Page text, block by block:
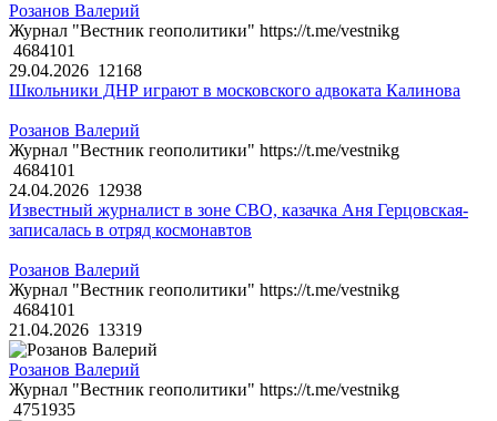
Розанов Валерий
Журнал "Вестник геополитики" https://t.me/vestnikg
4684101
29.04.2026 12168
Школьники ДНР играют в московского адвоката Калинова
Розанов Валерий
Журнал "Вестник геополитики" https://t.me/vestnikg
4684101
24.04.2026 12938
Известный журналист в зоне СВО, казачка Аня Герцовская-
записалась в отряд космонавтов
Розанов Валерий
Журнал "Вестник геополитики" https://t.me/vestnikg
4684101
21.04.2026 13319
Розанов Валерий
Журнал "Вестник геополитики" https://t.me/vestnikg
4751935